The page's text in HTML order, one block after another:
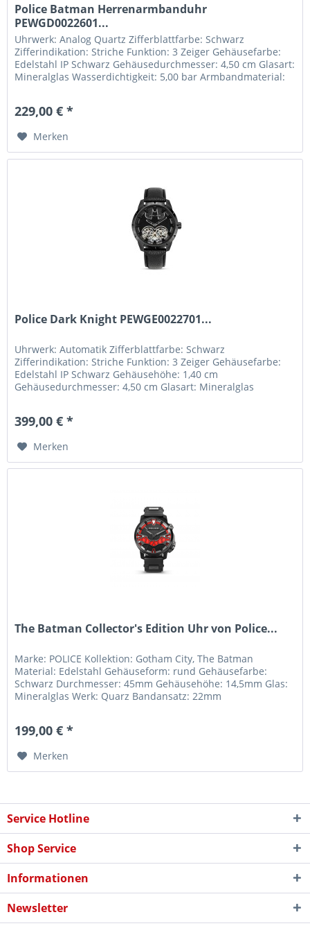
Police Batman Herrenarmbanduhr
PEWGD0022601...
Uhrwerk: Analog Quartz Zifferblattfarbe: Schwarz
Zifferindikation: Striche Funktion: 3 Zeiger Gehäusefarbe:
Edelstahl IP Schwarz Gehäusedurchmesser: 4,50 cm Glasart:
Mineralglas Wasserdichtigkeit: 5,00 bar Armbandmaterial:
229,00 € *
Merken
Police Dark Knight PEWGE0022701...
Uhrwerk: Automatik Zifferblattfarbe: Schwarz
Zifferindikation: Striche Funktion: 3 Zeiger Gehäusefarbe:
Edelstahl IP Schwarz Gehäusehöhe: 1,40 cm
Gehäusedurchmesser: 4,50 cm Glasart: Mineralglas
399,00 € *
Merken
The Batman Collector's Edition Uhr von Police...
Marke: POLICE Kollektion: Gotham City, The Batman
Material: Edelstahl Gehäuseform: rund Gehäusefarbe:
Schwarz Durchmesser: 45mm Gehäusehöhe: 14,5mm Glas:
Mineralglas Werk: Quarz Bandansatz: 22mm
199,00 € *
Merken
Service Hotline
Shop Service
Informationen
Newsletter